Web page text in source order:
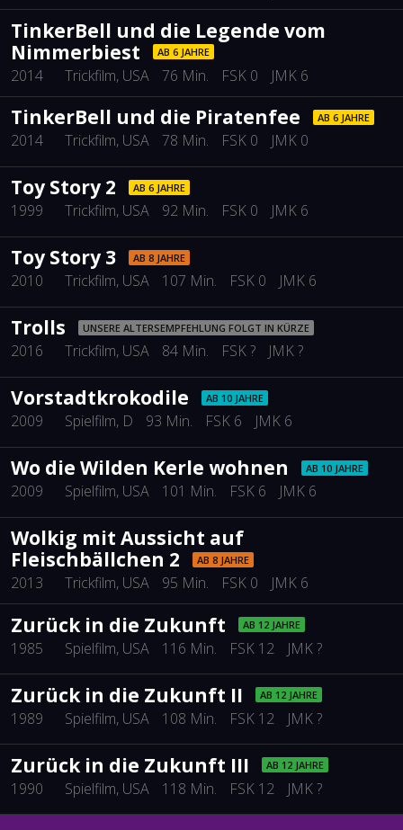
TinkerBell und die Legende vom
Nimmerbiest
AB 6 JAHRE
2014 Trickfilm, USA 76 Min. FSK 0 JMK 6
TinkerBell und die Piratenfee AB 6 JAHRE
2014 Trickfilm, USA 78 Min. FSK 0 JMK 0
Toy Story 2 AB 6 JAHRE
1999 Trickfilm, USA 92 Min. FSK 0 JMK 6
Toy Story 3 AB 8 JAHRE
2010 Trickfilm, USA 107 Min. FSK 0 JMK 6
Trolls UNSERE ALTERSEMPFEHLUNG FOLGT IN KÜRZE
2016 Trickfilm, USA 84 Min. FSK ? JMK ?
Vorstadtkrokodile AB 10 JAHRE
2009 Spielfilm, D 93 Min. FSK 6 JMK 6
Wo die Wilden Kerle wohnen AB 10 JAHRE
2009 Spielfilm, USA 101 Min. FSK 6 JMK 6
Wolkig mit Aussicht auf
Fleischbällchen 2
AB 8 JAHRE
2013 Trickfilm, USA 95 Min. FSK 0 JMK 6
Zurück in die Zukunft AB 12 JAHRE
1985 Spielfilm, USA 116 Min. FSK 12 JMK ?
Zurück in die Zukunft II AB 12 JAHRE
1989 Spielfilm, USA 108 Min. FSK 12 JMK ?
Zurück in die Zukunft III AB 12 JAHRE
1990 Spielfilm, USA 118 Min. FSK 12 JMK ?